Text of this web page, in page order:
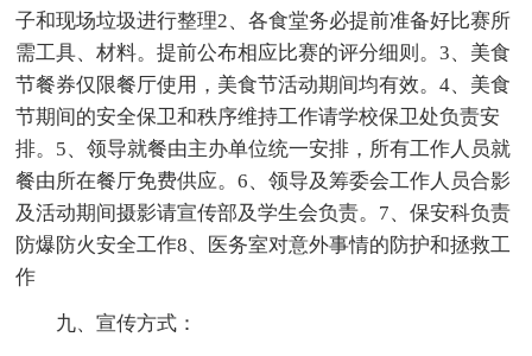
子和现场垃圾进行整理2、各食堂务必提前准备好比赛所
需工具、材料。提前公布相应比赛的评分细则。3、美食
节餐券仅限餐厅使用，美食节活动期间均有效。4、美食
节期间的安全保卫和秩序维持工作请学校保卫处负责安
排。5、领导就餐由主办单位统一安排，所有工作人员就
餐由所在餐厅免费供应。6、领导及筹委会工作人员合影
及活动期间摄影请宣传部及学生会负责。7、保安科负责
防爆防火安全工作8、医务室对意外事情的防护和拯救工
作
九、宣传方式：